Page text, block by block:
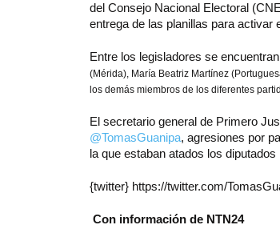
del Consejo Nacional Electoral
entrega de las planillas para activar
Entre los legisladores se encuentran
(Mérida), María Beatriz Martínez
los demás miembros de los diferentes
El secretario general de Primero
@TomasGuanipa, agresiones por
la que estaban atados los diputados
{twitter} https://twitter.com/
Con información de NTN24